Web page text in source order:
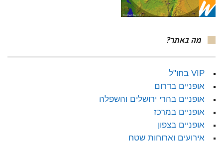
מה באתר?
VIP בחו"ל
אופניים בדרום
אופניים בהרי ירושלים והשפלה
אופניים במרכז
אופניים בצפון
אירועים וארוחות שטח